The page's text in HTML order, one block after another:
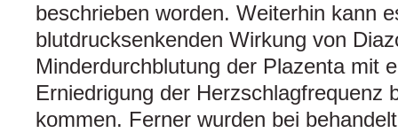
beschrieben worden. Weiterhin kann
blutdrucksenkenden Wirkung von
Minderdurchblutung der Plazenta mit
Erniedrigung der Herzschlagfrequenz
kommen. Ferner wurden bei